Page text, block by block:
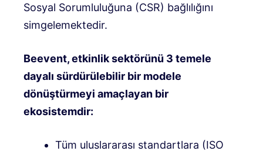
Sosyal Sorumluluğuna (CSR) bağlılığını
simgelemektedir.
Beevent, etkinlik sektörünü 3 temele
dayalı sürdürülebilir bir modele
dönüştürmeyi amaçlayan bir
ekosistemdir:
Tüm uluslararası standartlara (ISO